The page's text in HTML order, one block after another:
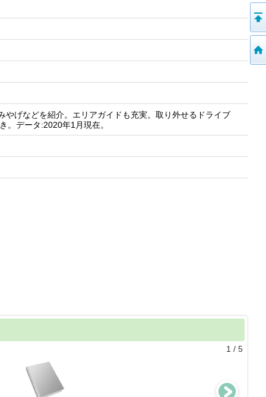
げなどを紹介。エリアガイドも充実。取り外せるドライブ
。データ:2020年1月現在。
1 / 5